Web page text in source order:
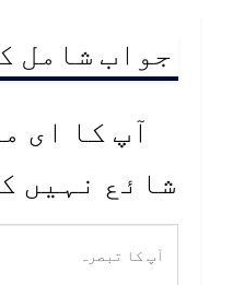
جواب شامل
آپ کا ای
شائع نہیں